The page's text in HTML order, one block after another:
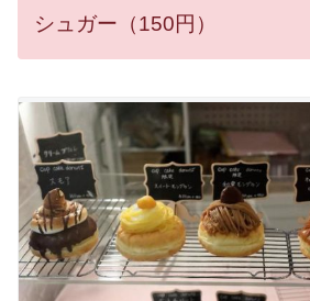
シュガー（150円）